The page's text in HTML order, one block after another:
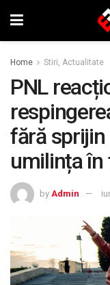
Home Stiri, Actualitate
PNL
fără
umilința în
by Admin